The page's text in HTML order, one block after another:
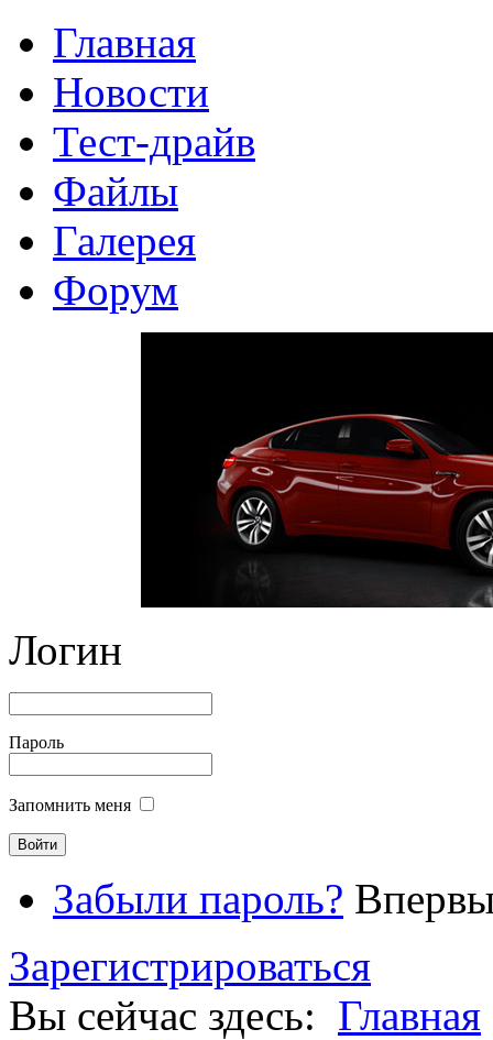
Главная
Новости
Тест-драйв
Файлы
Галерея
Форум
Логин
Пароль
Запомнить меня
Забыли пароль?
Зарегистрироваться
Вы сейчас здесь: Главная